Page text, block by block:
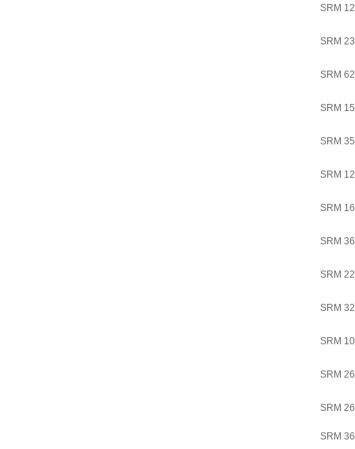
SRM
SRM
SRM
SRM
SRM
SRM
SRM
SRM
SRM
SRM
SRM
SRM
SRM
SRM